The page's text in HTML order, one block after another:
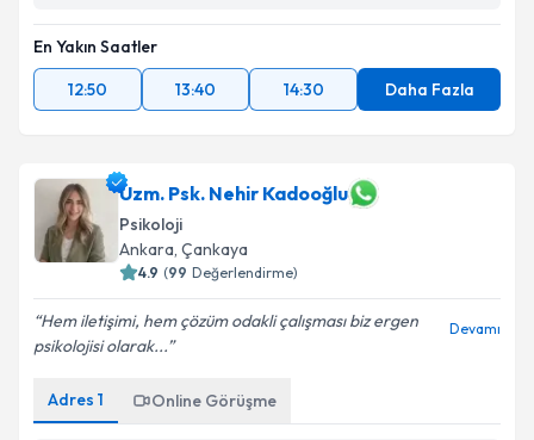
En Yakın Saatler
12:50
13:40 14:30 Daha Fazla
Uzm. Psk. Nehir Kadooğlu
Psikoloji
Ankara, Çankaya
4.9 (99 Değerlendirme)
Hem iletişimi, hem çözüm odakli çalışması biz ergen
psikolojisi olarak...
Devamı
Adres 1 Online Görüşme